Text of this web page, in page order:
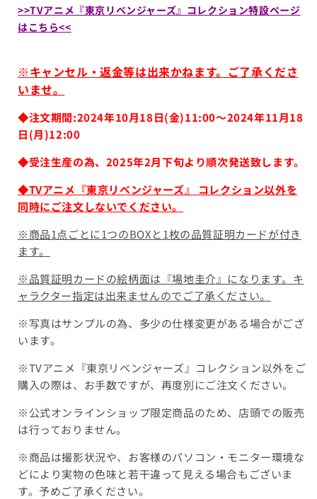
>>TVアニメ『東京リベンジャーズ』コレクション特設ページ
はこちら<<
※キャンセル・返金等は出来かねます。ご了承くださ
いませ。
◆注文期間:2024年10月18日(金)11:00〜2024年11月18
日(月)12:00
◆受注生産の為、2025年2月下旬より順次発送致します。
◆TVアニメ『東京リベンジャーズ』
コレクション以外を
同時にご注文しないでください。
※商品1点ごとに1つのBOXと1枚の品質証明カードが付き
ます。
※品質証明カードの絵柄面は『場地圭介』になります。キ
ャラクター指定は出来ませんのでご了承ください。
※写真はサンプルの為、多少の仕様変更がある場合がござ
います。
※TVアニメ『東京リベンジャーズ』コレクション以外をご
購入の際は、お手数ですが、再度別にご注文ください。
※公式オンラインショップ限定商品のため、店頭での販売
は行っておりません。
※商品は撮影状況や、お客様のパソコン・モニター環境な
どにより実物の色味と若干違って見える場合もございま
す。予めご了承ください。